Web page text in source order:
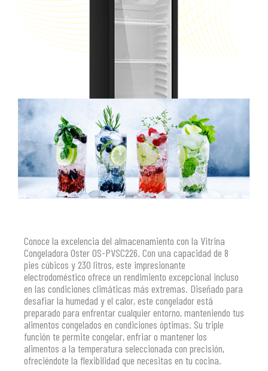
Conoce la excelencia del almacenamiento con la Vitrina
Congeladora Oster OS-PVSC226. Con una capacidad de 8
pies cúbicos y 230 litros, este impresionante
electrodoméstico ofrece un rendimiento excepcional incluso
en las condiciones climáticas más extremas. Diseñado para
desafiar la humedad y el calor, este congelador está
preparado para enfrentar cualquier entorno, manteniendo tus
alimentos congelados en condiciones óptimas. Su triple
función te permite congelar, enfriar o mantener los
alimentos a la temperatura seleccionada con precisión,
ofreciéndote la flexibilidad que necesitas en tu cocina.